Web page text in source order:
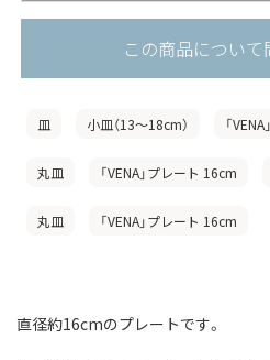
この商品につい
皿 小皿（13〜18cm） 「
丸皿 「VENA」プレート 16cm
丸皿 「VENA」プレート 16cm
直径約16cmのプレートです。